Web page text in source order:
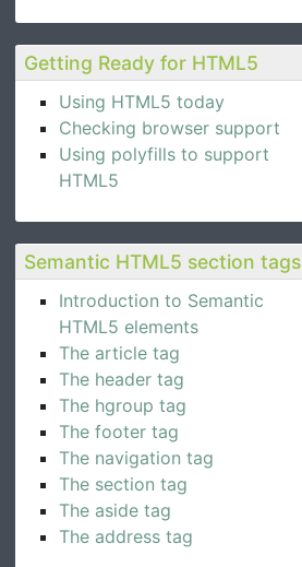
Getting Ready for HTML5
Using HTML5 today
Checking browser support
Using polyfills to support
HTML5
Semantic HTML5 section tags
Introduction to Semantic
HTML5 elements
The article tag
The header tag
The hgroup tag
The footer tag
The navigation tag
The section tag
The aside tag
The address tag